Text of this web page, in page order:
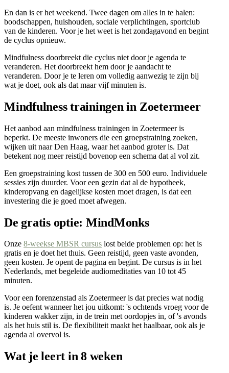
En dan is er het weekend. Twee dagen om alles in te halen:
boodschappen, huishouden, sociale verplichtingen, sportclub
van de kinderen. Voor je het weet is het zondagavond en begint
de cyclus opnieuw.
Mindfulness doorbreekt die cyclus niet door je agenda te
veranderen. Het doorbreekt hem door je aandacht te
veranderen. Door je te leren om volledig aanwezig te zijn bij
wat je doet, ook als dat maar vijf minuten is.
Mindfulness trainingen in Zoetermeer
Het aanbod aan mindfulness trainingen in Zoetermeer is
beperkt. De meeste inwoners die een groepstraining zoeken,
wijken uit naar Den Haag, waar het aanbod groter is. Dat
betekent nog meer reistijd bovenop een schema dat al vol zit.
Een groepstraining kost tussen de 300 en 500 euro. Individuele
sessies zijn duurder. Voor een gezin dat al de hypotheek,
kinderopvang en dagelijkse kosten moet dragen, is dat een
investering die je goed moet afwegen.
De gratis optie: MindMonks
Onze 8-weekse MBSR cursus lost beide problemen op: het is
gratis en je doet het thuis. Geen reistijd, geen vaste avonden,
geen kosten. Je opent de pagina en begint. De cursus is in het
Nederlands, met begeleide audiomeditaties van 10 tot 45
minuten.
Voor een forenzenstad als Zoetermeer is dat precies wat nodig
is. Je oefent wanneer het jou uitkomt: 's ochtends vroeg voor de
kinderen wakker zijn, in de trein met oordopjes in, of 's avonds
als het huis stil is. De flexibiliteit maakt het haalbaar, ook als je
agenda al overvol is.
Wat je leert in 8 weken